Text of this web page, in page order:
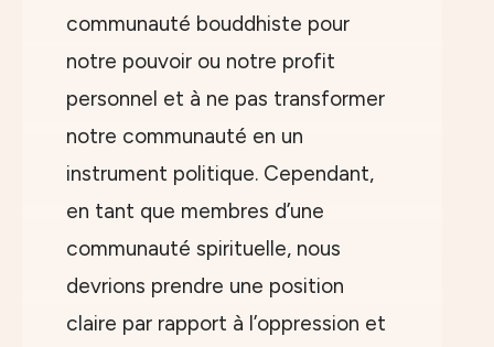
communauté bouddhiste pour
notre pouvoir ou notre profit
personnel et à ne pas transformer
notre communauté en un
instrument politique. Cependant,
en tant que membres d’une
communauté spirituelle, nous
devrions prendre une position
claire par rapport à l’oppression et